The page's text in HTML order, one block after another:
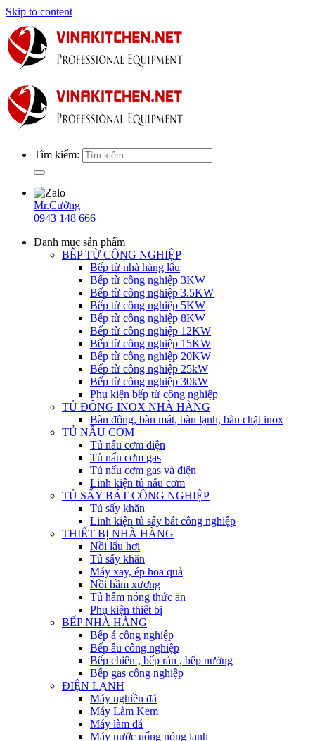
Skip to content
Tìm kiếm:
Mr.Cường
0943 148 666
Danh mục sản phẩm
BẾP TỪ CÔNG NGHIỆP
Bếp từ nhà hàng lẩu
Bếp từ công nghiệp 3KW
Bếp từ công nghiệp 3.5KW
Bếp từ công nghiệp 5KW
Bếp từ công nghiệp 8KW
Bếp từ công nghiệp 12KW
Bếp từ công nghiệp 15KW
Bếp từ công nghiệp 20KW
Bếp từ công nghiệp 25kW
Bếp từ công nghiệp 30kW
Phụ kiện bếp từ công nghiệp
TỦ ĐÔNG INOX NHÀ HÀNG
Bàn đông, bàn mát, bàn lạnh, bàn chặt inox
TỦ NẤU CƠM
Tủ nấu cơm điện
Tủ nấu cơm gas
Tủ nấu cơm gas và điện
Linh kiện tủ nấu cơm
TỦ SẤY BÁT CÔNG NGHIỆP
Tủ sấy khăn
Linh kiện tủ sấy bát công nghiệp
THIẾT BỊ NHÀ HÀNG
Nồi lẩu hơi
Tủ sấy khăn
Máy xay, ép hoa quả
Nồi hầm xương
Tủ hâm nóng thức ăn
Phụ kiện thiết bị
BẾP NHÀ HÀNG
Bếp á công nghiệp
Bếp âu công nghiệp
Bếp chiên , bếp rán , bếp nướng
Bếp gas công nghiệp
ĐIỆN LẠNH
Máy nghiền đá
Máy Làm Kem
Máy làm đá
Máy nước uống nóng lạnh